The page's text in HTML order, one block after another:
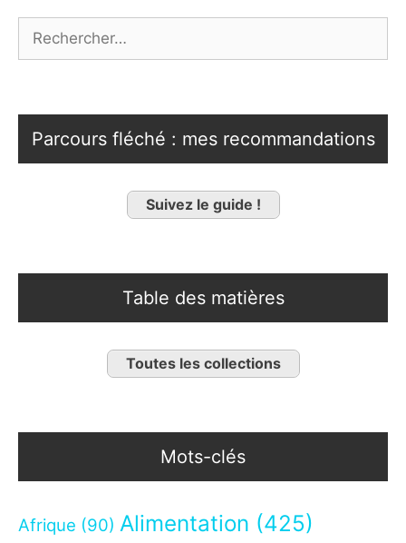
Parcours fléché : mes recommandations
Suivez le guide !
Table des matières
Toutes les collections
Mots-clés
Afrique (90) Alimentation (425)